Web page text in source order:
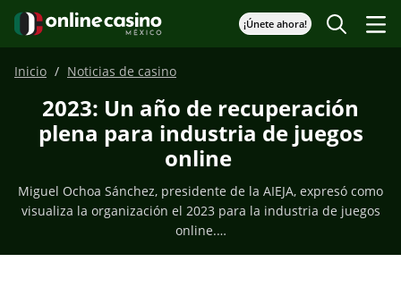
¡Únete ahora!
Inicio Noticias de casino
2023: Un año de recuperación
plena para industria de juegos
online
Miguel Ochoa Sánchez, presidente de la AIEJA, expresó como
visualiza la organización el 2023 para la industria de juegos
online.…